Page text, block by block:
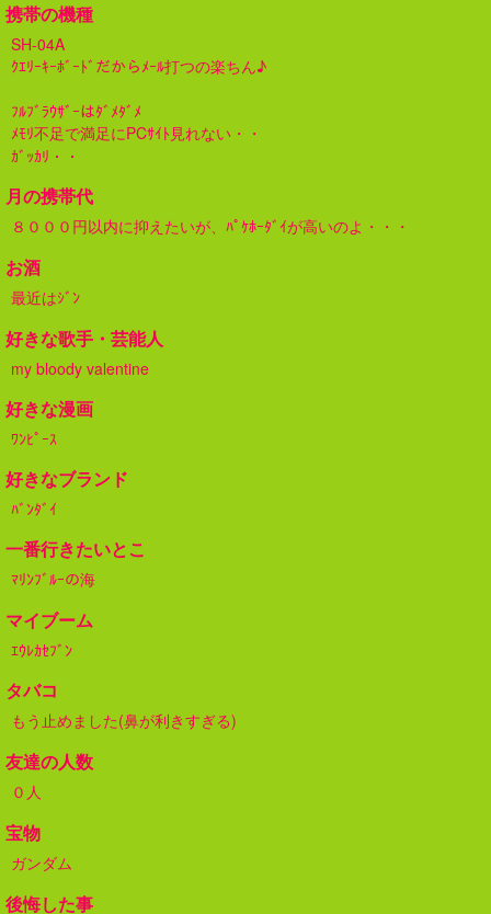
携帯の機種
SH-04A
ｸｴﾘｰｷｰﾎﾞｰﾄﾞだからﾒｰﾙ打つの楽ちん♪
ﾌﾙﾌﾞﾗｳｻﾞｰはﾀﾞﾒﾀﾞﾒ
ﾒﾓﾘ不足で満足にPCｻｲﾄ見れない・・
ｶﾞｯｶﾘ・・
月の携帯代
８０００円以内に抑えたいが、ﾊﾟｹﾎｰﾀﾞｲが高いのよ・・・
お酒
最近はｼﾞﾝ
好きな歌手・芸能人
my bloody valentine
好きな漫画
ﾜﾝﾋﾟｰｽ
好きなブランド
ﾊﾞﾝﾀﾞｲ
一番行きたいとこ
ﾏﾘﾝﾌﾞﾙｰの海
マイブーム
ｴｳﾚｶｾﾌﾞﾝ
タバコ
もう止めました(鼻が利きすぎる)
友達の人数
０人
宝物
ガンダム
後悔した事